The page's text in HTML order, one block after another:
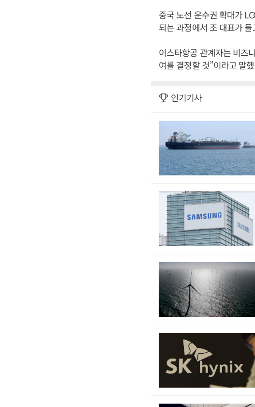
중국 노선 운수권 확대가
되는 과정에서 조 대표가
이스타항공 관계자는 비즈
여를 결정할 것”이라고 말
인기기사